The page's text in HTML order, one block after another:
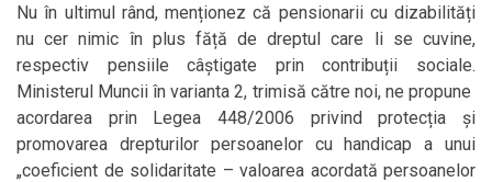
Nu în ultimul rând, menționez că pensionarii cu dizabilități
nu cer nimic în plus făță de dreptul care li se cuvine,
respectiv pensiile câștigate prin contribuții sociale.
Ministerul Muncii în varianta 2, trimisă către noi, ne propune
acordarea prin Legea 448/2006 privind protecția și
promovarea drepturilor persoanelor cu handicap a unui
„coeficient de solidaritate – valoarea acordată persoanelor